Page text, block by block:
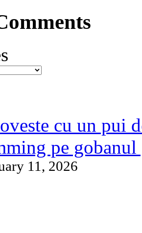
cu un pui
pe gobanul
11, 2026